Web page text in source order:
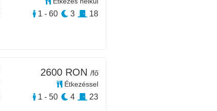
1 - 60 3 18
2600 RON /fő
Étkezéssel
1 - 50 4 23